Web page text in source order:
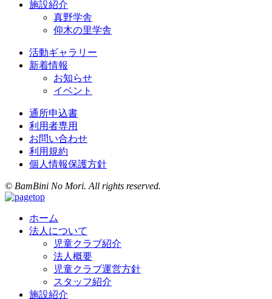
施設紹介
真野学舎
仰木の里学舎
活動ギャラリー
新着情報
お知らせ
イベント
通所申込書
利用者専用
お問い合わせ
利用規約
個人情報保護方針
© BamBini No Mori. All rights reserved.
ホーム
法人について
児童クラブ紹介
法人概要
児童クラブ運営方針
スタッフ紹介
施設紹介